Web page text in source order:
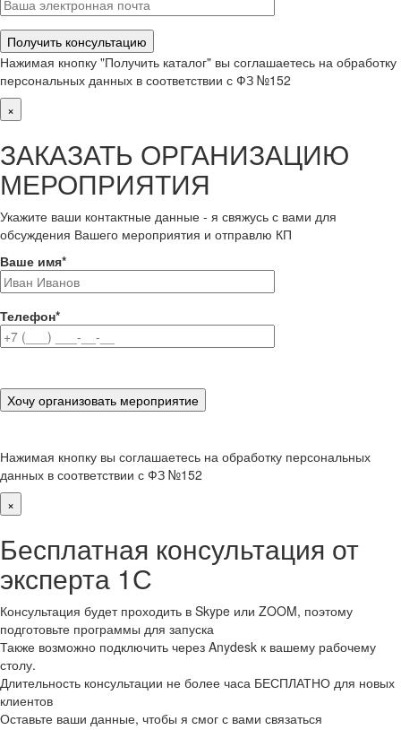
Нажимая кнопку "Получить каталог" вы соглашаетесь на обработку
персональных данных в соответствии с ФЗ №152
×
ЗАКАЗАТЬ ОРГАНИЗАЦИЮ
МЕРОПРИЯТИЯ
Укажите ваши контактные данные - я свяжусь с вами для
обсуждения Вашего мероприятия и отправлю КП
Ваше имя*
Телефон*
Нажимая кнопку вы соглашаетесь на обработку персональных
данных в соответствии с ФЗ №152
×
Бесплатная консультация от
эксперта 1С
Консультация будет проходить в Skype или ZOOM, поэтому
подготовьте программы для запуска
Также возможно подключить через Anydesk к вашему рабочему
столу.
Длительность консультации не более часа БЕСПЛАТНО для новых
клиентов
Оставьте ваши данные, чтобы я смог с вами связаться